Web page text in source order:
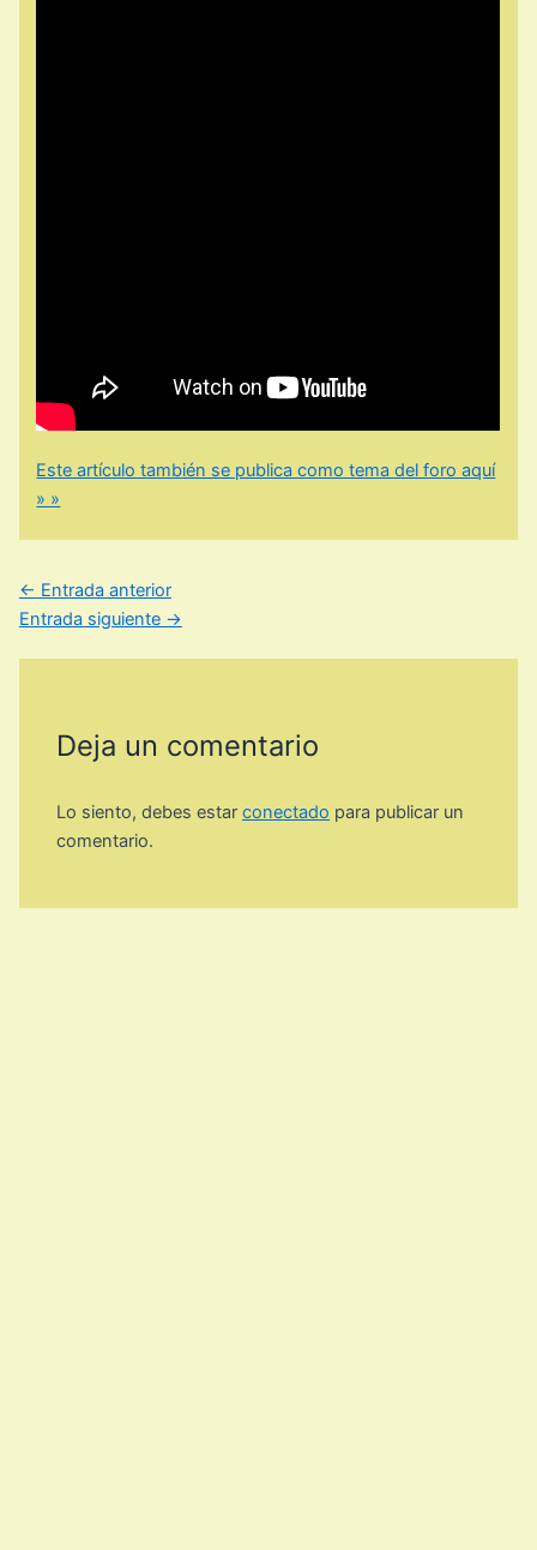
Este artículo también se publica como tema del foro aquí
» »
← Entrada anterior
Entrada siguiente →
Deja un comentario
Lo siento, debes estarconectado para publicar un
comentario.